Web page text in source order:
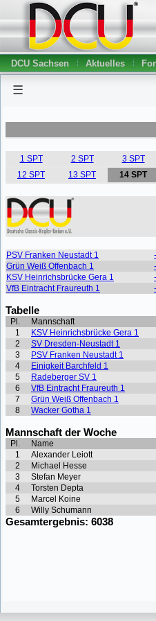
DCU Sachsen Aktuelles
☰